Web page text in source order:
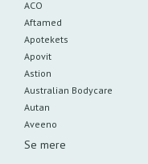
ACO
Aftamed
Apotekets
Apovit
Astion
Australian Bodycare
Autan
Aveeno
Se mere